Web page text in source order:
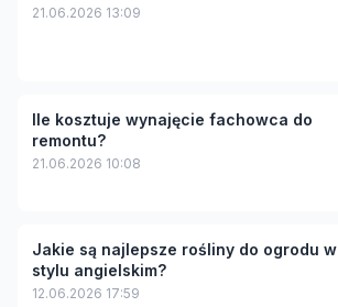
21.06.2026 13:09
Ile kosztuje wynajęcie fachowca do
remontu?
21.06.2026 10:08
Jakie są najlepsze rośliny do ogrodu w
stylu angielskim?
12.06.2026 17:59